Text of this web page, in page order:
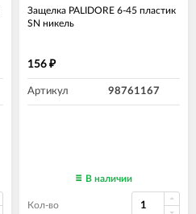
Защелка PALIDORE 6-45 пластик
SN никель
156 ₽
Артикул 98761167
В наличии
Кол-во